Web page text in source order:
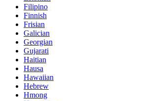
Filipino
Finnish
Frisian
Galician
Georgian
Gujarati
Haitian
Hausa
Hawaiian
Hebrew
Hmong